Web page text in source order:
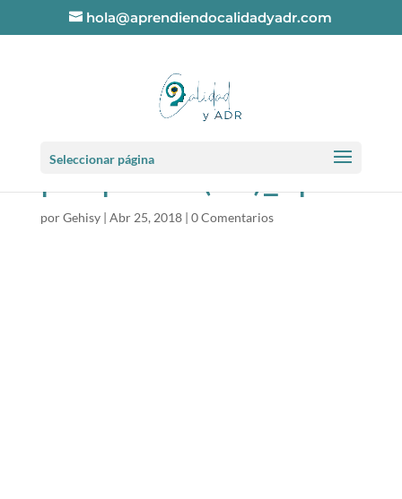
hola@aprendiendocalidadyadr.com
Seleccionar página
por punto (13)_opt
porGehisy| Abr 25, 2018| 0 Comentarios